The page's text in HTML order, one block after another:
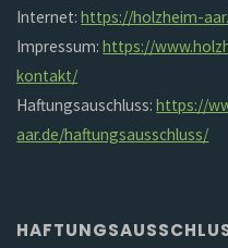
Internet:https://holzheim-
Impressum:https://
kontakt/
Haftungsauschluss:https://
aar.de/haftungsausschluss/